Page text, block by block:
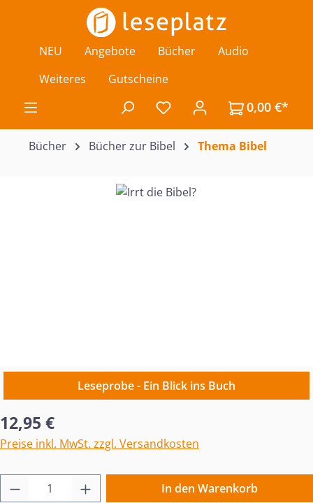
Zum Hauptinhalt springen
NEU Angebote Bücher
Audio
Weiteres
Gutscheine
Du hast 0 Produkte auf
0,00 €*
Bücher Bücher zur Bibel Thema Bibel
Bildergalerie überspringen
Leseprobe - Ein Blick ins Buch
Regulärer Preis:
12,95 €
Preise inkl. MwSt. zzgl. Versandkosten
Produkt Anzahl: Gib den gewünschten
In den Warenkorb